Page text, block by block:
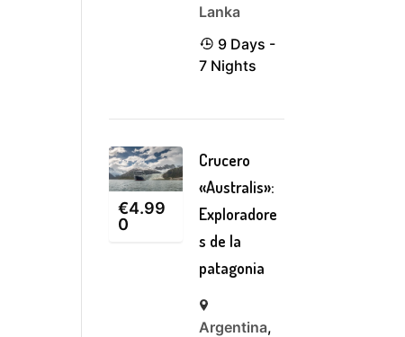
Lanka
9 Days -
7 Nights
€4.99
0
Crucero
«Australis»:
Exploradore
s de la
patagonia
Argentina,